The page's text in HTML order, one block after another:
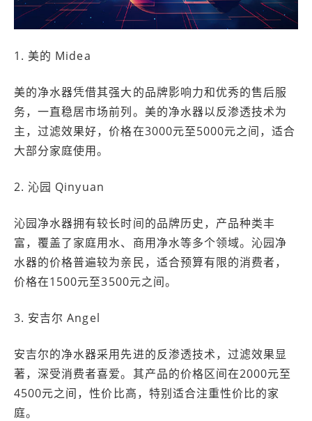
1. 美的 Midea
美的净水器凭借其强大的品牌影响力和优秀的售后服
务，一直稳居市场前列。美的净水器以反渗透技术为
主，过滤效果好，价格在3000元至5000元之间，适合
大部分家庭使用。
2. 沁园 Qinyuan
沁园净水器拥有较长时间的品牌历史，产品种类丰
富，覆盖了家庭用水、商用净水等多个领域。沁园净
水器的价格普遍较为亲民，适合预算有限的消费者，
价格在1500元至3500元之间。
3. 安吉尔 Angel
安吉尔的净水器采用先进的反渗透技术，过滤效果显
著，深受消费者喜爱。其产品的价格区间在2000元至
4500元之间，性价比高，特别适合注重性价比的家
庭。